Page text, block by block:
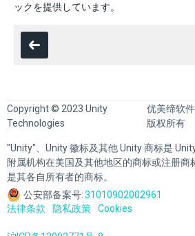
ックを提供しています。
Copyright © 2023 Unity
Technologies
优美缔软
版权所有
"Unity"、Unity 徽标及其他 Unity 商标是
附属机构在美国及其他地区的商标或注册商
是其各自所有者的商标。
公安部备案号:31010902002961
法律条款
隐私政策 Cookies